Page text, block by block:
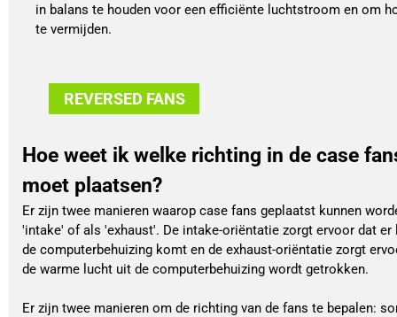
in balans te houden voor een efficiënte luchtstroom en om
te vermijden.
REVERSED FANS
Hoe weet ik welke richting in de case
moet plaatsen?
Er zijn twee manieren waarop case fans geplaatst kunnen
'intake' of als 'exhaust'. De intake-oriëntatie zorgt ervoor dat er
de computerbehuizing komt en de exhaust-oriëntatie zorgt
de warme lucht uit de computerbehuizing wordt getrokken.
Er zijn twee manieren om de richting van de fans te bepalen: